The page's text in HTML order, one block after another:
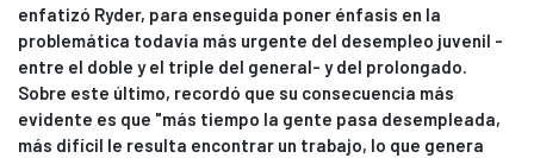
enfatizó Ryder, para enseguida poner énfasis en la
problemática todavía más urgente del desempleo juvenil -
entre el doble y el triple del general- y del prolongado.
Sobre este último, recordó que su consecuencia más
evidente es que "más tiempo la gente pasa desempleada,
más difícil le resulta encontrar un trabajo, lo que genera